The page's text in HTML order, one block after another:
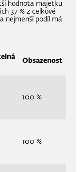
hodnota majetku
37 % z celkové
nejmenší podíl má
Obsazenost
100 %
100 %